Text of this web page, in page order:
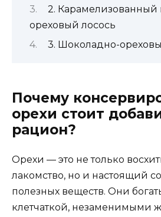
2. Карамелизованный
ореховый лосось
3. Шоколадно-
Почему
орехи стоит
рацион?
Орехи — это не только
лакомство, но и настоящий
полезных веществ. Они
клетчаткой, незаменимыми